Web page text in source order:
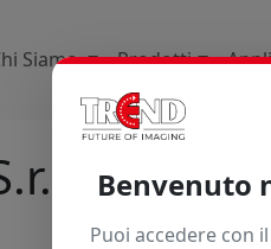
Siamo Prodotti
Benvenuto
Puoi accedere con